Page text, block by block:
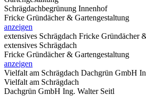
Schrägdachbegrünung Innenhof
Fricke Gründächer & Gartengestaltung
anzeigen
extensives Schrägdach Fricke Gründächer
extensives Schrägdach
Fricke Gründächer & Gartengestaltung
anzeigen
Vielfalt am Schrägdach Dachgrün GmbH
Vielfalt am Schrägdach
Dachgrün GmbH Ing. Walter Seitl